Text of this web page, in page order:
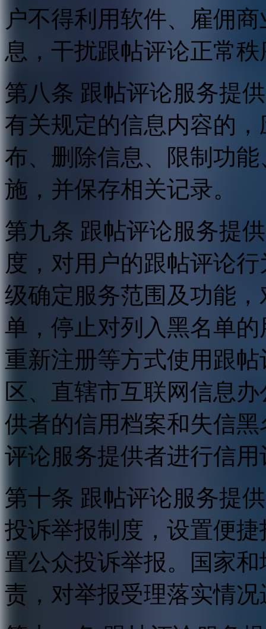
户不得利用软件、雇佣
息，干扰跟帖评论正常
第八条 跟帖评论服务提
有关规定的信息内容的
布、删除信息、限制功
施，并保存相关记录。
第九条 跟帖评论服务提
度，对用户的跟帖评论
级确定服务范围及功能
单，停止对列入黑名单
重新注册等方式使用跟
区、直辖市互联网信息
供者的信用档案和失信
评论服务提供者进行信用
第十条 跟帖评论服务提
投诉举报制度，设置便
置公众投诉举报。国家
责，对举报受理落实情